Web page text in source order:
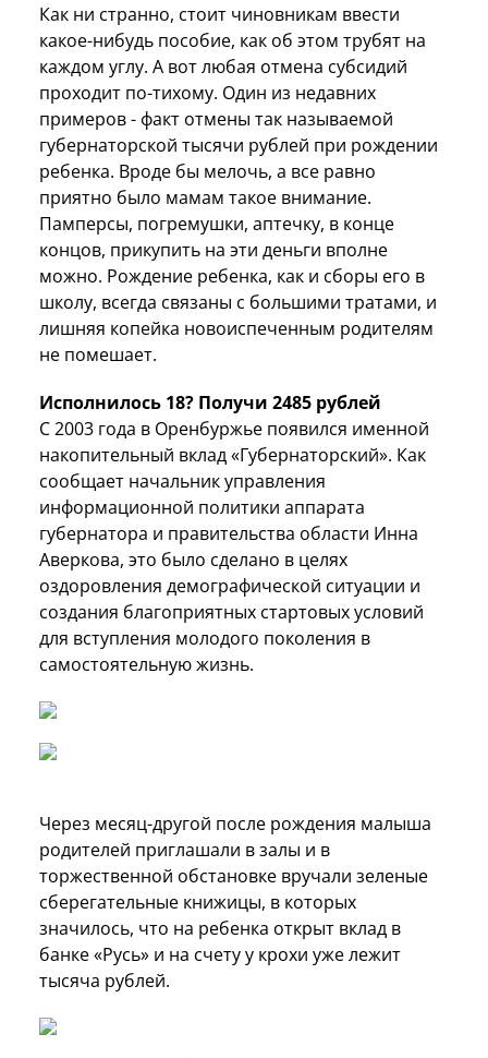
Как ни странно, стоит чиновникам ввести
какое-нибудь пособие, как об этом трубят на
каждом углу. А вот любая отмена субсидий
проходит по-тихому. Один из недавних
примеров - факт отмены так называемой
губернаторской тысячи рублей при рождении
ребенка. Вроде бы мелочь, а все равно
приятно было мамам такое внимание.
Памперсы, погремушки, аптечку, в конце
концов, прикупить на эти деньги вполне
можно. Рождение ребенка, как и сборы его в
школу, всегда связаны с большими тратами, и
лишняя копейка новоиспеченным родителям
не помешает.
Исполнилось 18? Получи 2485 рублей
С 2003 года в Оренбуржье появился именной
накопительный вклад «Губернаторский». Как
сообщает начальник управления
информационной политики аппарата
губернатора и правительства области Инна
Аверкова, это было сделано в целях
оздоровления демографической ситуации и
создания благоприятных стартовых условий
для вступления молодого поколения в
самостоятельную жизнь.
Через месяц-другой после рождения малыша
родителей приглашали в залы и в
торжественной обстановке вручали зеленые
сберегательные книжицы, в которых
значилось, что на ребенка открыт вклад в
банке «Русь» и на счету у крохи уже лежит
тысяча рублей.